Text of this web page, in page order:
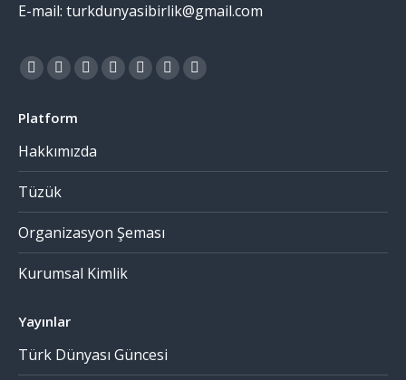
E-mail: turkdunyasibirlik@gmail.com
Find us on:
Platform
Hakkımızda
Tüzük
Organizasyon Şeması
Kurumsal Kimlik
Yayınlar
Türk Dünyası Güncesi